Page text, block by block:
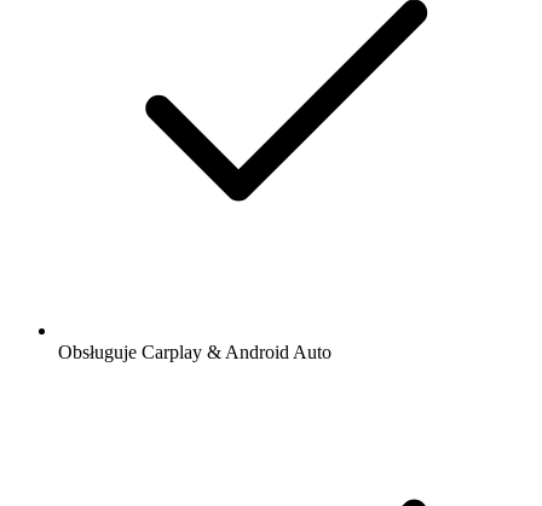
Obsługuje Carplay & Android Auto